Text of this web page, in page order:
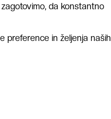
da konstantno
preference in željenja naših